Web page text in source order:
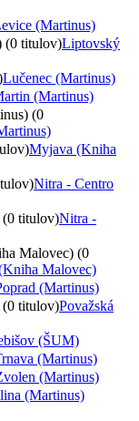
(Martinus)
(0 titulov)Liptovský
Lučenec (Martinus)
(Martinus)
(0
Myjava (Kniha
Nitra - Centro
(0 titulov)Nitra -
Malovec) (0
Malovec)
(Martinus)
(0 titulov)Považská
(ŠUM)
(Martinus)
(Martinus)
(Martinus)